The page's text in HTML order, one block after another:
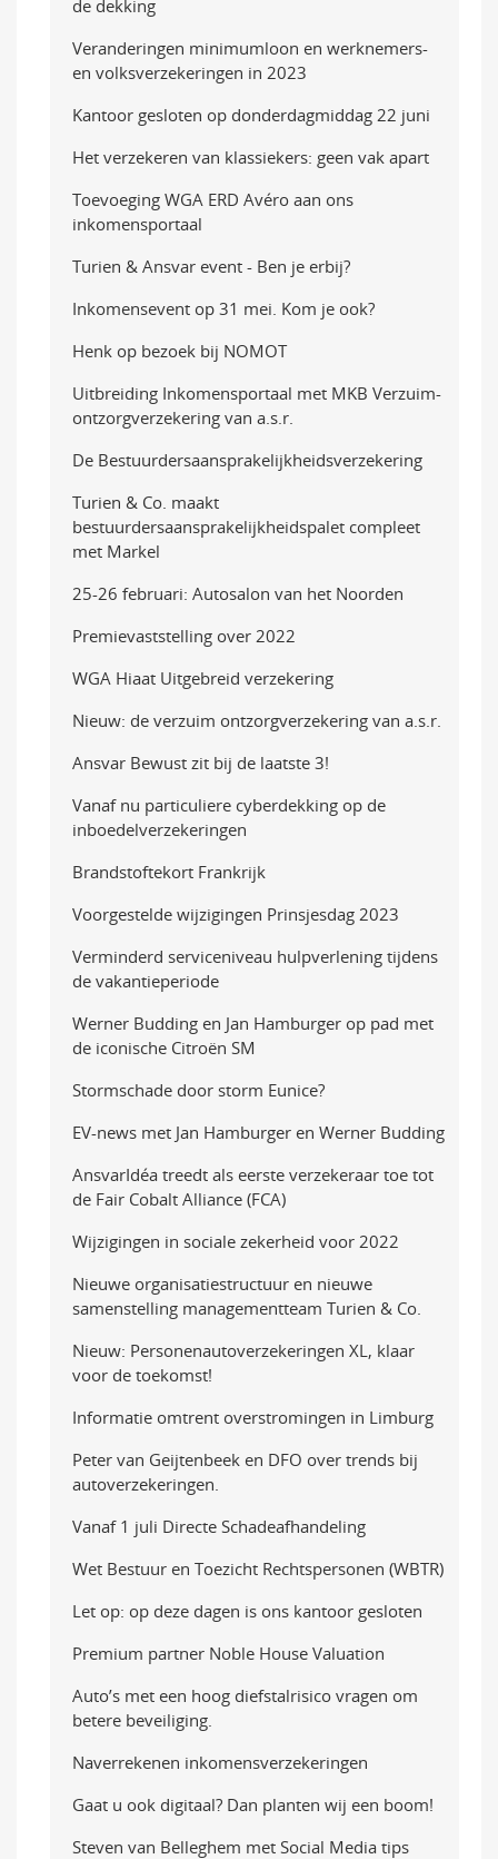
de dekking
Veranderingen minimumloon en werknemers-
en volksverzekeringen in 2023
Kantoor gesloten op donderdagmiddag 22 juni
Het verzekeren van klassiekers: geen vak apart
Toevoeging WGA ERD Avéro aan ons
inkomensportaal
Turien & Ansvar event - Ben je erbij?
Inkomensevent op 31 mei. Kom je ook?
Henk op bezoek bij NOMOT
Uitbreiding Inkomensportaal met MKB Verzuim-
ontzorgverzekering van a.s.r.
De Bestuurdersaansprakelijkheidsverzekering
Turien & Co. maakt
bestuurdersaansprakelijkheidspalet compleet
met Markel
25-26 februari: Autosalon van het Noorden
Premievaststelling over 2022
WGA Hiaat Uitgebreid verzekering
Nieuw: de verzuim ontzorgverzekering van a.s.r.
Ansvar Bewust zit bij de laatste 3!
Vanaf nu particuliere cyberdekking op de
inboedelverzekeringen
Brandstoftekort Frankrijk
Voorgestelde wijzigingen Prinsjesdag 2023
Verminderd serviceniveau hulpverlening tijdens
de vakantieperiode
Werner Budding en Jan Hamburger op pad met
de iconische Citroën SM
Stormschade door storm Eunice?
EV-news met Jan Hamburger en Werner Budding
AnsvarIdéa treedt als eerste verzekeraar toe tot
de Fair Cobalt Alliance (FCA)
Wijzigingen in sociale zekerheid voor 2022
Nieuwe organisatiestructuur en nieuwe
samenstelling managementteam Turien & Co.
Nieuw: Personenautoverzekeringen XL, klaar
voor de toekomst!
Informatie omtrent overstromingen in Limburg
Peter van Geijtenbeek en DFO over trends bij
autoverzekeringen.
Vanaf 1 juli Directe Schadeafhandeling
Wet Bestuur en Toezicht Rechtspersonen (WBTR)
Let op: op deze dagen is ons kantoor gesloten
Premium partner Noble House Valuation
Auto’s met een hoog diefstalrisico vragen om
betere beveiliging.
Naverrekenen inkomensverzekeringen
Gaat u ook digitaal? Dan planten wij een boom!
Steven van Belleghem met Social Media tips